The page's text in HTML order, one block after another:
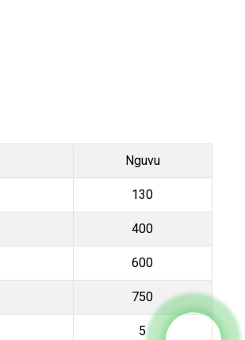
Nguvu
130
400
600
750
5